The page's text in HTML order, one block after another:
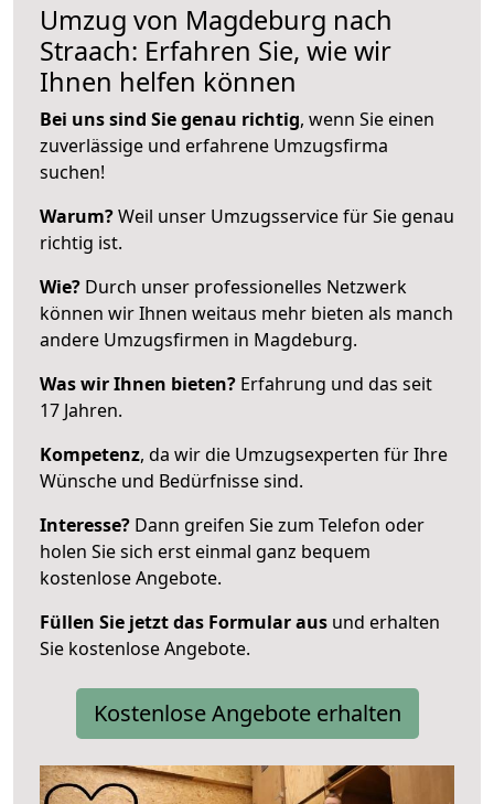
Umzug von Magdeburg nach
Straach: Erfahren Sie, wie wir
Ihnen helfen können
Bei uns sind Sie genau richtig, wenn Sie einen
zuverlässige und erfahrene Umzugsfirma
suchen!
Warum?Weil unser Umzugsservice für Sie genau
richtig ist.
Wie? Durch unser professionelles Netzwerk
können wir Ihnen weitaus mehr bieten als manch
andere Umzugsfirmen in Magdeburg.
Was wir Ihnen bieten? Erfahrung und das seit
17 Jahren.
Kompetenz, da wir die Umzugsexperten für Ihre
Wünsche und Bedürfnisse sind.
Interesse? Dann greifen Sie zum Telefon oder
holen Sie sich erst einmal ganz bequem
kostenlose Angebote.
Füllen Sie jetzt das Formular aus und erhalten
Sie kostenlose Angebote.
Kostenlose Angebote erhalten